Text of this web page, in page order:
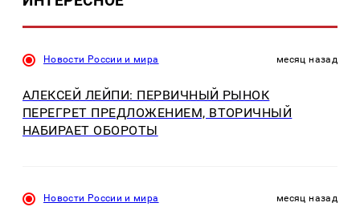
Новости России и мира месяц назад
АЛЕКСЕЙ ЛЕЙПИ: ПЕРВИЧНЫЙ РЫНОК
ПЕРЕГРЕТ ПРЕДЛОЖЕНИЕМ, ВТОРИЧНЫЙ
НАБИРАЕТ ОБОРОТЫ
Новости России и мира месяц назад